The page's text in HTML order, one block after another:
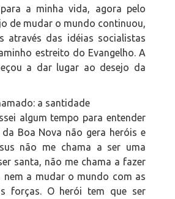
a minha vida, agora pelo
de mudar o mundo continuou,
através das idéias socialistas
estreito do Evangelho. A
a dar lugar ao desejo da
a santidade
algum tempo para entender
Boa Nova não gera heróis e
não me chama a ser uma
santa, não me chama a fazer
nem a mudar o mundo com as
forças. O herói tem que ser